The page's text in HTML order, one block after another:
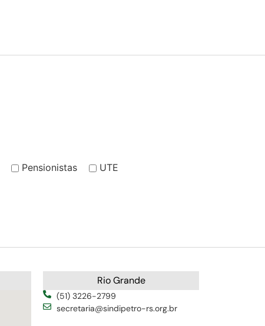
Pensionistas
UTE
Rio Grande
(51) 3226-2799
secretaria@sindipetro-rs.org.br